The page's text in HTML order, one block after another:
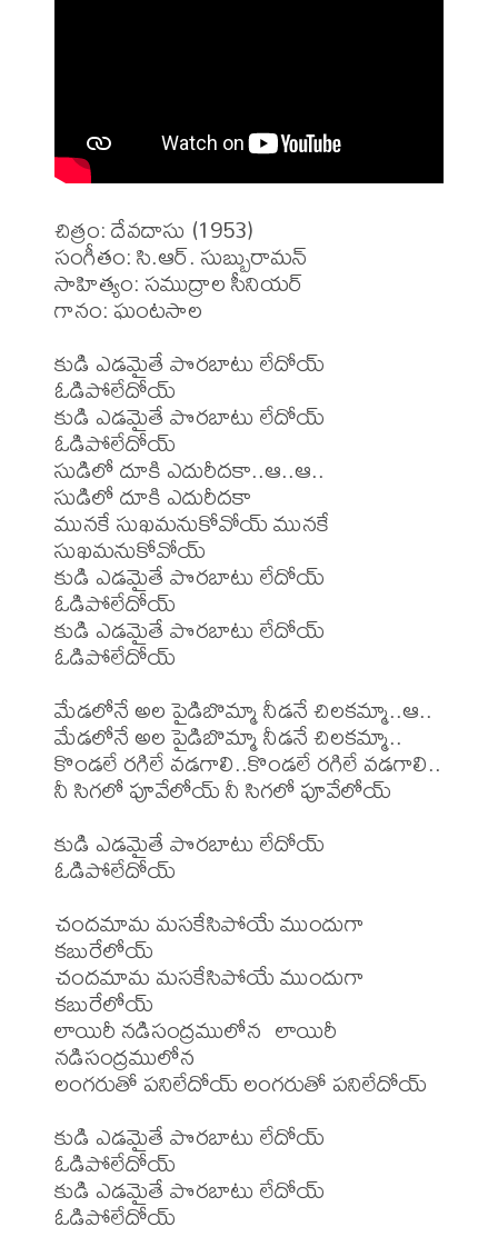
చిత్రం: దేవదాసు (1953)
సంగీతం: సి.ఆర్. సుబ్బురామన్
సాహిత్యం: సముద్రాల సీనియర్
గానం: ఘంటసాల
కుడి ఎడమైతే పొరబాటు లేదోయ్
ఓడిపోలేదోయ్
కుడి ఎడమైతే పొరబాటు లేదోయ్
ఓడిపోలేదోయ్
సుడిలో దూకి ఎదురీదకా..ఆ..ఆ..
సుడిలో దూకి ఎదురీదకా
మునకే సుఖమనుకోవోయ్ మునకే
సుఖమనుకోవోయ్
కుడి ఎడమైతే పొరబాటు లేదోయ్
ఓడిపోలేదోయ్
కుడి ఎడమైతే పొరబాటు లేదోయ్
ఓడిపోలేదోయ్
మేడలోనే అల పైడిబొమ్మా నీడనే చిలకమ్మా..ఆ..
మేడలోనే అల పైడిబొమ్మా నీడనే చిలకమ్మా..
కొండలే రగిలే వడగాలి..కొండలే రగిలే వడగాలి..
నీ సిగలో పూవేలోయ్ నీ సిగలో పూవేలోయ్
కుడి ఎడమైతే పొరబాటు లేదోయ్
ఓడిపోలేదోయ్
చందమామ మసకేసిపోయే ముందుగా
కబురేలోయ్
చందమామ మసకేసిపోయే ముందుగా
కబురేలోయ్
లాయిరీ నడిసంద్రములోన  లాయిరీ
నడిసంద్రములోన
లంగరుతో పనిలేదోయ్ లంగరుతో పనిలేదోయ్
కుడి ఎడమైతే పొరబాటు లేదోయ్
ఓడిపోలేదోయ్
కుడి ఎడమైతే పొరబాటు లేదోయ్
ఓడిపోలేదోయ్